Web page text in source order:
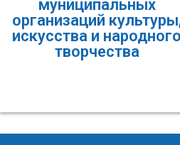
муниципальных
организаций
искусства и народного
творчества